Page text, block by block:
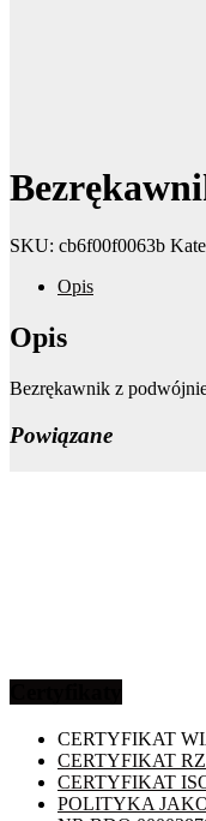
SKU: cb6f00f0063b
Opis
Opis
Bezrękawnik z
Powiązane
CERTYFIKAT
CERTYFIKAT
CERTYFIKAT
POLITYKA